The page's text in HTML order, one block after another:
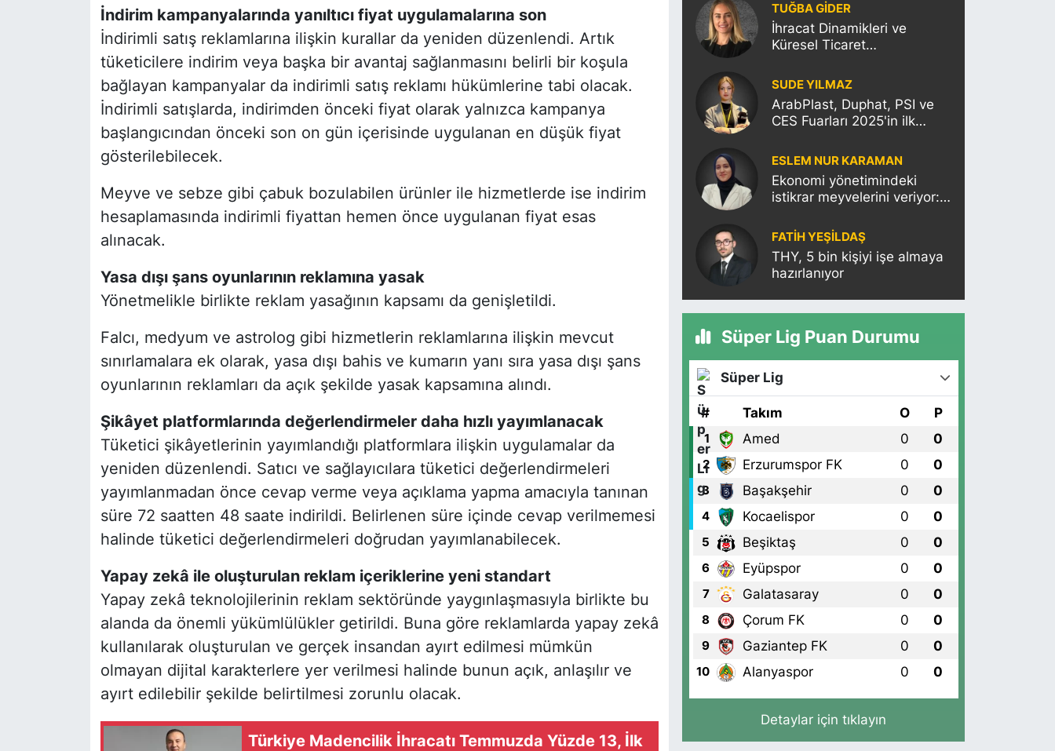
İndirim kampanyalarında yanıltıcı fiyat uygulamalarına son
İndirimli satış reklamlarına ilişkin kurallar da yeniden düzenlendi. Artık
tüketicilere indirim veya başka bir avantaj sağlanmasını belirli bir koşula
bağlayan kampanyalar da indirimli satış reklamı hükümlerine tabi olacak.
İndirimli satışlarda, indirimden önceki fiyat olarak yalnızca kampanya
başlangıcından önceki son on gün içerisinde uygulanan en düşük fiyat
gösterilebilecek.
Meyve ve sebze gibi çabuk bozulabilen ürünler ile hizmetlerde ise indirim
hesaplamasında indirimli fiyattan hemen önce uygulanan fiyat esas
alınacak.
Yasa dışı şans oyunlarının reklamına yasak
Yönetmelikle birlikte reklam yasağının kapsamı da genişletildi.
Falcı, medyum ve astrolog gibi hizmetlerin reklamlarına ilişkin mevcut
sınırlamalara ek olarak, yasa dışı bahis ve kumarın yanı sıra yasa dışı şans
oyunlarının reklamları da açık şekilde yasak kapsamına alındı.
Şikâyet platformlarında değerlendirmeler daha hızlı yayımlanacak
Tüketici şikâyetlerinin yayımlandığı platformlara ilişkin uygulamalar da
yeniden düzenlendi. Satıcı ve sağlayıcılara tüketici değerlendirmeleri
yayımlanmadan önce cevap verme veya açıklama yapma amacıyla tanınan
süre 72 saatten 48 saate indirildi. Belirlenen süre içinde cevap verilmemesi
halinde tüketici değerlendirmeleri doğrudan yayımlanabilecek.
Yapay zekâ ile oluşturulan reklam içeriklerine yeni standart
Yapay zekâ teknolojilerinin reklam sektöründe yaygınlaşmasıyla birlikte bu
alanda da önemli yükümlülükler getirildi. Buna göre reklamlarda yapay zekâ
kullanılarak oluşturulan ve gerçek insandan ayırt edilmesi mümkün
olmayan dijital karakterlere yer verilmesi halinde bunun açık, anlaşılır ve
ayırt edilebilir şekilde belirtilmesi zorunlu olacak.
Türkiye Madencilik İhracatı Temmuzda Yüzde 13, İlk
TUĞBA GİDER
İhracat Dinamikleri ve
Küresel Ticaret
Etkisi
SUDE YILMAZ
ArabPlast, Duphat, PSI ve
CES Fuarları 2025'in ilk
vuracak
ESLEM NUR KARAMAN
Ekonomi yönetimindeki
istikrar meyvelerini veriyor:
notunu yükseltti!
FATIH YEŞİLDAŞ
THY, 5 bin kişiyi işe almaya
hazırlanıyor
Süper Lig Puan Durumu
Süper Lig
# Takım O P
1 Amed 0 0
2 Erzurumspor FK 0 0
3 Başakşehir 0 0
4 Kocaelispor 0 0
5 Beşiktaş 0 0
6 Eyüpspor 0 0
7 Galatasaray 0 0
8 Çorum FK 0 0
9 Gaziantep FK 0 0
10 Alanyaspor 0 0
Detaylar için tıklayın